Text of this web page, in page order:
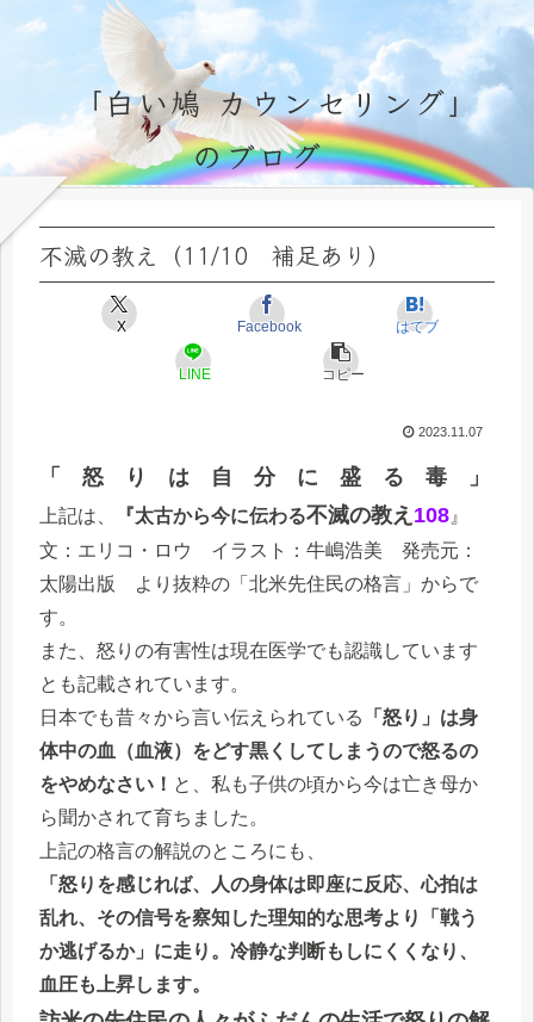
「白い鳩 カウンセリング」
のブログ
不滅の教え（11/10 補足あり）
X Facebook はてブ
LINE コピー
2023.11.07
「 怒 り は 自 分 に 盛 る 毒 」
上記は、 『太古から今に伝わる不滅の教え 108 』
文：エリコ・ロウ イラスト：牛嶋浩美 発売元：
太陽出版 より抜粋の「北米先住民の格言」からで
す。
また、怒りの有害性は現在医学でも認識しています
とも記載されています。
日本でも昔々から言い伝えられている
「怒り」は身
体中の血（血液）をどす黒くしてしまうので怒るの
をやめなさい！ と、私も子供の頃から今は亡き母か
ら聞かされて育ちました。
上記の格言の解説のところにも、
「怒りを感じれば、人の身体は即座に反応、心拍は
乱れ、その信号を察知した理知的な思考より「戦う
か逃げるか」に走り。冷静な判断もしにくくなり、
血圧も上昇します。